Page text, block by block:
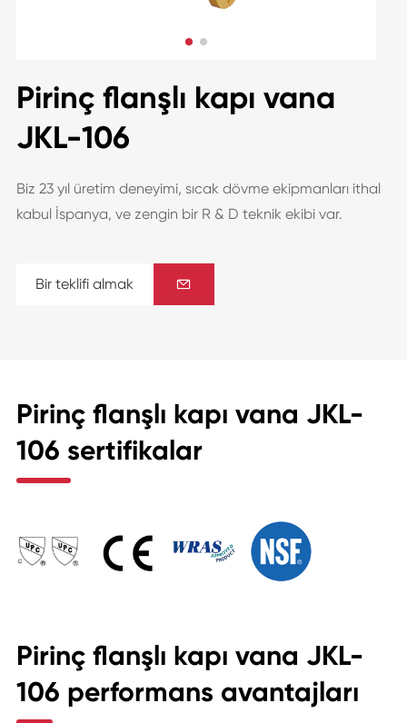
Pirinç flanşlı kapı vana
JKL-106
Biz 23 yıl üretim deneyimi, sıcak dövme ekipmanları ithal
kabul İspanya, ve zengin bir R & D teknik ekibi var.
Bir teklifi almak 
Pirinç flanşlı kapı vana JKL-
106 sertifikalar
Pirinç flanşlı kapı vana JKL-
106 performans avantajları